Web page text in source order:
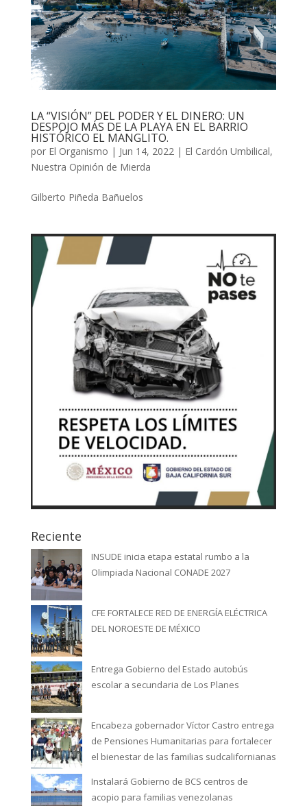
LA “VISIÓN” DEL PODER Y EL DINERO: UN
DESPOJO MÁS DE LA PLAYA EN EL BARRIO
HISTÓRICO EL MANGLITO.
por El Organismo | Jun 14, 2022| El Cardón Umbilical,
Nuestra Opinión de Mierda
Gilberto Piñeda Bañuelos
Reciente
INSUDE inicia etapa estatal rumbo a la
Olimpiada Nacional CONADE 2027
CFE FORTALECE RED DE ENERGÍA ELÉCTRICA
DEL NOROESTE DE MÉXICO
Entrega Gobierno del Estado autobús
escolar a secundaria de Los Planes
Encabeza gobernador Víctor Castro entrega
de Pensiones Humanitarias para fortalecer
el bienestar de las familias sudcalifornianas
Instalará Gobierno de BCS centros de
acopio para familias venezolanas